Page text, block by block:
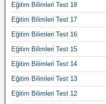
Eğitim Bilimleri Test 18
Eğitim Bilimleri Test 17
Eğitim Bilimleri Test 16
Eğitim Bilimleri Test 15
Eğitim Bilimleri Test 14
Eğitim Bilimleri Test 13
Eğitim Bilimleri Test 12